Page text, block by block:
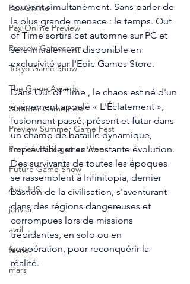
Pax Online
Pax Online Preview
Preview Gamescom
Tokyo Game Show
The Game Awards
Summer Game Fest
Preview Summer Game Fest
Preview Paris games Week
Future Game Show
Avis JdS
janvier
avril
fevrier
mars
souvent simultanément. Sans parler de
la plus grande menace : le temps. Out
of Time sortira cet automne sur PC et
sera initialement disponible en
exclusivité sur l'Epic Games Store.
Dans Out of Time , le chaos est né d'un
événement appelé « L'Éclatement »,
fusionnant passé, présent et futur dans
un champ de bataille dynamique,
imprévisible et en constante évolution.
Des survivants de toutes les époques
se rassemblent à Infinitopia, dernier
bastion de la civilisation, s'aventurant
dans des régions dangereuses et
corrompues lors de missions
trépidantes, en solo ou en
coopération, pour reconquérir la
réalité.